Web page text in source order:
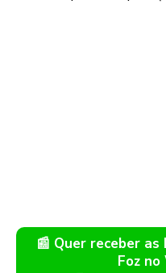
📰 Quer receber as
Foz